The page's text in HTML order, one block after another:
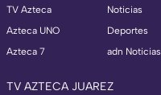
TV Azteca
Azteca UNO
Azteca 7
Noticias
Deportes
adn Noticias
TV AZTECA JUAREZ